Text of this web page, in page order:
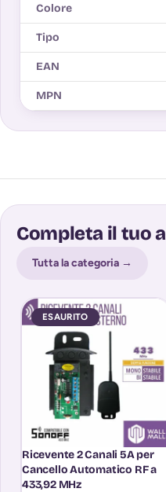
Colore
Tipo
EAN
MPN
Completa il tuo
Tutta la categoria →
ESAURITO
Ricevente 2 Canali 5A per
Cancello Automatico RF a
433,92 MHz